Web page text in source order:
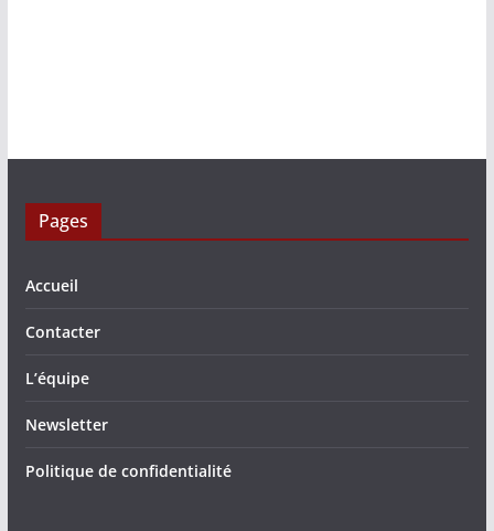
Pages
Accueil
Contacter
L’équipe
Newsletter
Politique de confidentialité